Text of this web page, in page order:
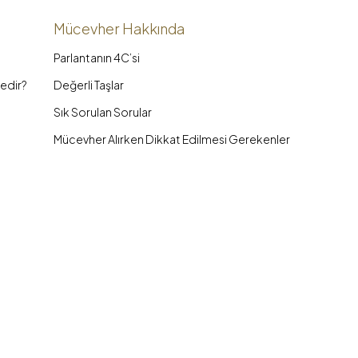
Mücevher Hakkında
Parlantanın 4C’si
Değerli Taşlar
Sık Sorulan Sorular
Mücevher Alırken Dikkat Edilmesi Gerekenler